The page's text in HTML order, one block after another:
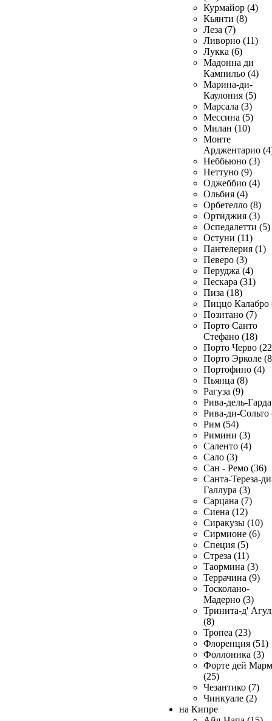
Курмайор (4)
Кьянти (8)
Леза (7)
Ливорно (11)
Лукка (6)
Мадонна ди
Кампильо (4)
Марина-ди-
Каулония (5)
Марсала (3)
Мессина (5)
Милан (10)
Монте
Арджентарио
Неббьюно (3)
Неттуно (9)
Оджеббио (4)
Ольбия (4)
Орбетелло (8)
Ортиджия (3)
Оспедалетти (5)
Остуни (11)
Пантелерия (1)
Певеро (3)
Перуджа (4)
Пескара (31)
Пиза (18)
Пиццо Калабро
Позитано (7)
Порто Санто
Стефано (18)
Порто Черво
Порто Эрколе
Портофино (4)
Пьянца (8)
Рагуза (9)
Рива-дель-
Рива-ди-Сольто
Рим (54)
Римини (3)
Саленто (4)
Сало (3)
Сан - Ремо (36)
Санта-Тереза-
Галлура (3)
Сарцана (7)
Сиена (12)
Сиракузы (10)
Сирмионе (6)
Специя (5)
Стреза (11)
Таормина (3)
Террачина (9)
Тосколано-
Мадерно (3)
Тринита-д'
(8)
Тропеа (23)
Флоренция (51)
Фоллоника (3)
Форте дей
(25)
Чезантико (7)
Чинкуале (2)
на Кипре